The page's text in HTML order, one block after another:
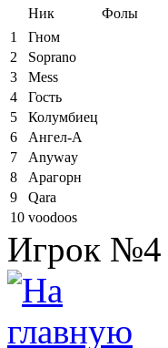
Ник Фолы
1
Гном
2
Soprano
3
Mess
4
Гость
5
Колумбиец
6
Ангел-А
7
Anyway
8
Арагорн
9
Qara
10 voodoos
Игрок №4